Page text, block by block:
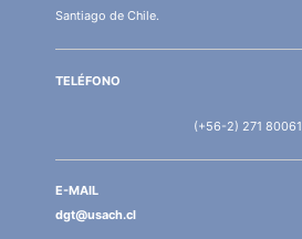
Santiago de Chile.
TELÉFONO
(+56-2) 271 80061
E-MAIL
dgt@usach.cl